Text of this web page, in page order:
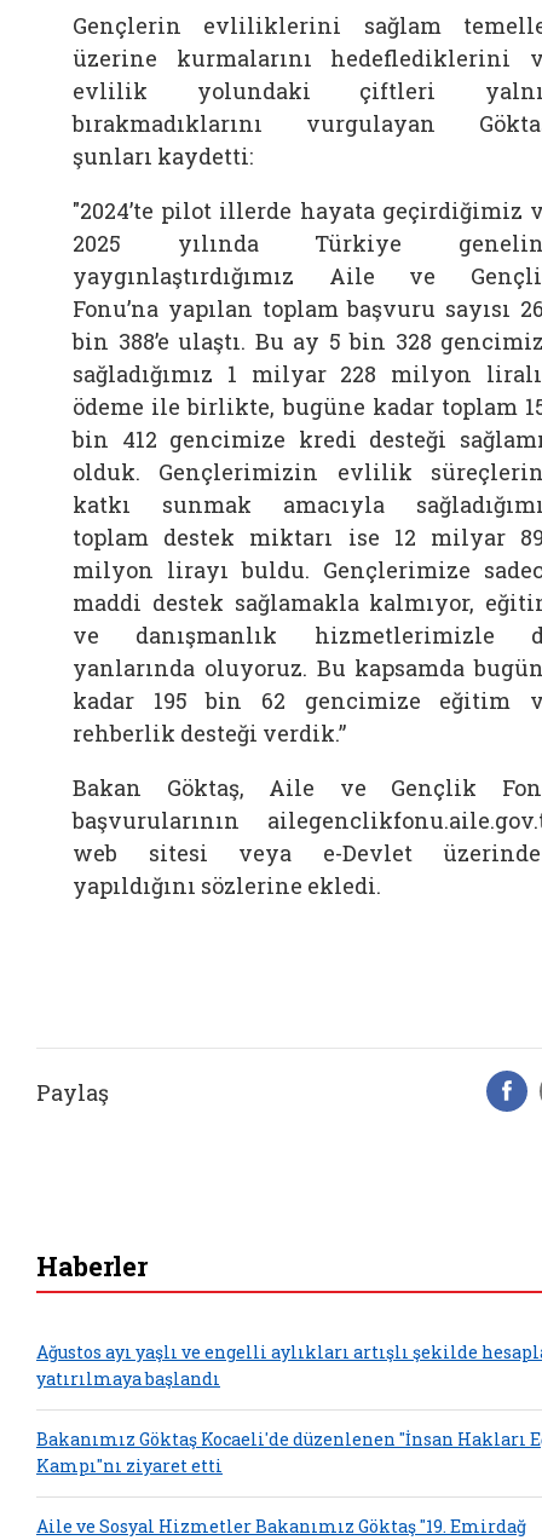
Gençlerin evliliklerini sağlam
üzerine kurmalarını hedeflediklerini
evlilik yolundaki çiftleri
bırakmadıklarını vurgulayan
şunları kaydetti:
"2024’te pilot illerde hayata geçirdiğimiz
2025 yılında Türkiye
yaygınlaştırdığımız Aile ve
Fonu’na yapılan toplam başvuru sayısı
bin 388’e ulaştı. Bu ay 5 bin 328
sağladığımız 1 milyar 228 milyon
ödeme ile birlikte, bugüne kadar toplam
bin 412 gencimize kredi desteği
olduk. Gençlerimizin evlilik
katkı sunmak amacıyla
toplam destek miktarı ise 12 milyar
milyon lirayı buldu. Gençlerimize
maddi destek sağlamakla kalmıyor,
ve danışmanlık hizmetlerimizle
yanlarında oluyoruz. Bu kapsamda
kadar 195 bin 62 gencimize eğitim
rehberlik desteği verdik.”
Bakan Göktaş, Aile ve Gençlik
başvurularının
web sitesi veya e-Devlet
yapıldığını sözlerine ekledi.
Paylaş
Haberler
Ağustos ayı yaşlı ve engelli aylıkları artışlı şekilde
yatırılmaya başlandı
Bakanımız Göktaş Kocaeli'de düzenlenen "İnsan Hakları
Kampı"nı ziyaret etti
Aile ve Sosyal Hizmetler Bakanımız Göktaş "19. Emirdağ